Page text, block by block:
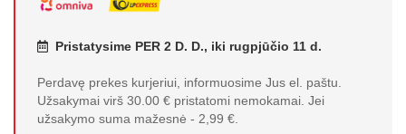
Pristatysime PER 2 D. D., iki rugpjūčio 11 d.
Perdavę prekes kurjeriui, informuosime Jus el. paštu.
Užsakymai virš 30.00 € pristatomi nemokamai. Jei
užsakymo suma mažesnė - 2,99 €.